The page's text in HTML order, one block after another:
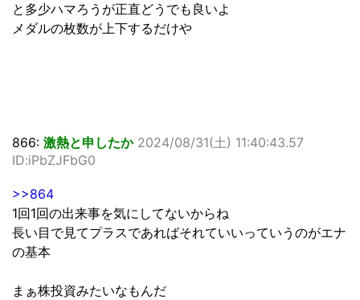
と多少ハマろうが正直どうでも良いよ
メダルの枚数が上下するだけや
866: 激熱と申したか 2024/08/31(土) 11:40:43.57
ID:iPbZJFbG0
>>864
1回1回の出来事を気にしてないからね
長い目で見てプラスであればそれていいっていうのがエナ
の基本
まぁ株投資みたいなもんだ